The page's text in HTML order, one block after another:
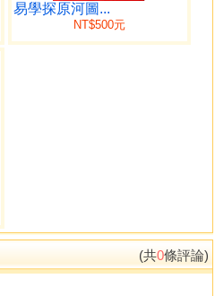
易學探原河圖...
NT$500元
(共0條評論)